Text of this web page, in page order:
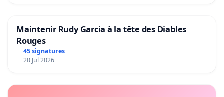
Maintenir Rudy Garcia à la tête des Diables
Rouges
45 signatures
20 Jul 2026